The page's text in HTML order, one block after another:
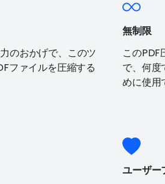
のおかげで、このツ
ファイルを圧縮する
無制限
このPDF
で、何度
めに使用
ユーザー